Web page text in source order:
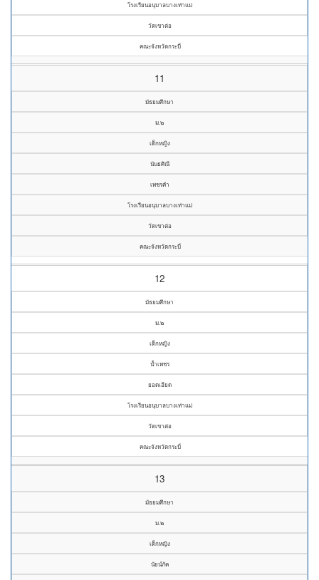
โรงเรียนอนุบาลบางเท่าแม่
วัดเขาต่อ
คณะจังหวัดกระบี่
11
มัธยมศึกษา
ม.๒
เด็กหญิง
นันธศิณี
เพชรคำ
โรงเรียนอนุบาลบางเท่าแม่
วัดเขาต่อ
คณะจังหวัดกระบี่
12
มัธยมศึกษา
ม.๒
เด็กหญิง
น้ำเพชร
ยอดเอียด
โรงเรียนอนุบาลบางเท่าแม่
วัดเขาต่อ
คณะจังหวัดกระบี่
13
มัธยมศึกษา
ม.๒
เด็กหญิง
นัยน์ภัค